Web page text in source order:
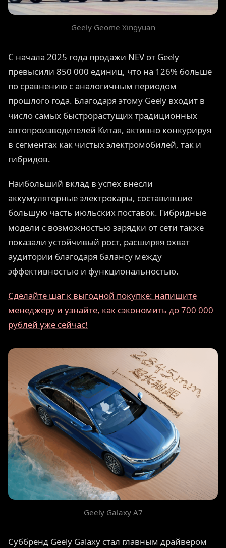
Geely Geome Xingyuan
С начала 2025 года продажи NEV от Geely
превысили 850 000 единиц, что на 126% больше
по сравнению с аналогичным периодом
прошлого года. Благодаря этому Geely входит в
число самых быстрорастущих традиционных
автопроизводителей Китая, активно конкурируя
в сегментах как чистых электромобилей, так и
гибридов.
Наибольший вклад в успех внесли
аккумуляторные электрокары, составившие
большую часть июльских поставок. Гибридные
модели с возможностью зарядки от сети также
показали устойчивый рост, расширяя охват
аудитории благодаря балансу между
эффективностью и функциональностью.
Сделайте шаг к выгодной покупке: напишите
менеджеру и узнайте, как сэкономить до 700 000
рублей уже сейчас!
Geely Galaxy A7
Суббренд Geely Galaxy стал главным драйвером